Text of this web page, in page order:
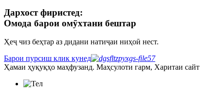
Дархост фиристед:
Омода барои омӯхтани бештар
Ҳеҷ чиз беҳтар аз дидани натиҷаи ниҳоӣ нест.
Барои пурсиш клик кунед
Ҳамаи ҳуқуқҳо маҳфузанд. Маҳсулоти гарм, Харитаи сайт